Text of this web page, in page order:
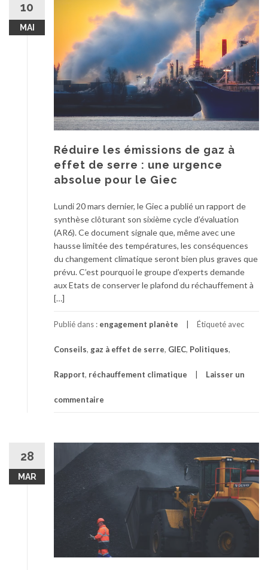
10
MAI
Réduire les émissions de gaz à
effet de serre : une urgence
absolue pour le Giec
Lundi 20 mars dernier, le Giec a publié un rapport de
synthèse clôturant son sixième cycle d’évaluation
(AR6). Ce document signale que, même avec une
hausse limitée des températures, les conséquences
du changement climatique seront bien plus graves que
prévu. C’est pourquoi le groupe d’experts demande
aux Etats de conserver le plafond du réchauffement à
[…]
Publié dans : engagement planète Étiqueté avec
Conseils, gaz à effet de serre, GIEC, Politiques,
Rapport, réchauffement climatique Laisser un
commentaire
28
MAR